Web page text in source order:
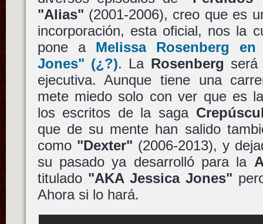
"Alias" (2001-2006), creo que es
incorporación, esta oficial, nos la
pone a Melissa Rosenberg en
Jones" (¿?). La Rosenberg será
ejecutiva. Aunque tiene una
mete miedo solo con ver que es
los escritos de la saga
que de su mente han salido
como "Dexter" (2006-2013), y
su pasado ya desarrolló para la
titulado "AKA Jessica Jones"
Ahora si lo hará.